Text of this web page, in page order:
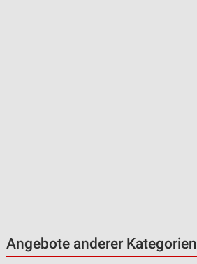
Angebote anderer Kategorien